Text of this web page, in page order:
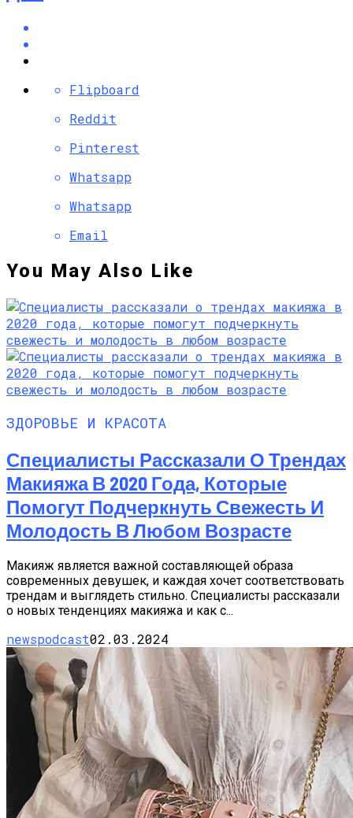
Flipboard
Reddit
Pinterest
Whatsapp
Whatsapp
Email
You May Also Like
ЗДОРОВЬЕ И КРАСОТА
Специалисты Рассказали О Трендах
Макияжа В 2020 Года, Которые
Помогут Подчеркнуть Свежесть И
Молодость В Любом Возрасте
Макияж является важной составляющей образа
современных девушек, и каждая хочет соответствовать
трендам и выглядеть стильно. Специалисты рассказали
о новых тенденциях макияжа и как с...
newspodcast02.03.2024